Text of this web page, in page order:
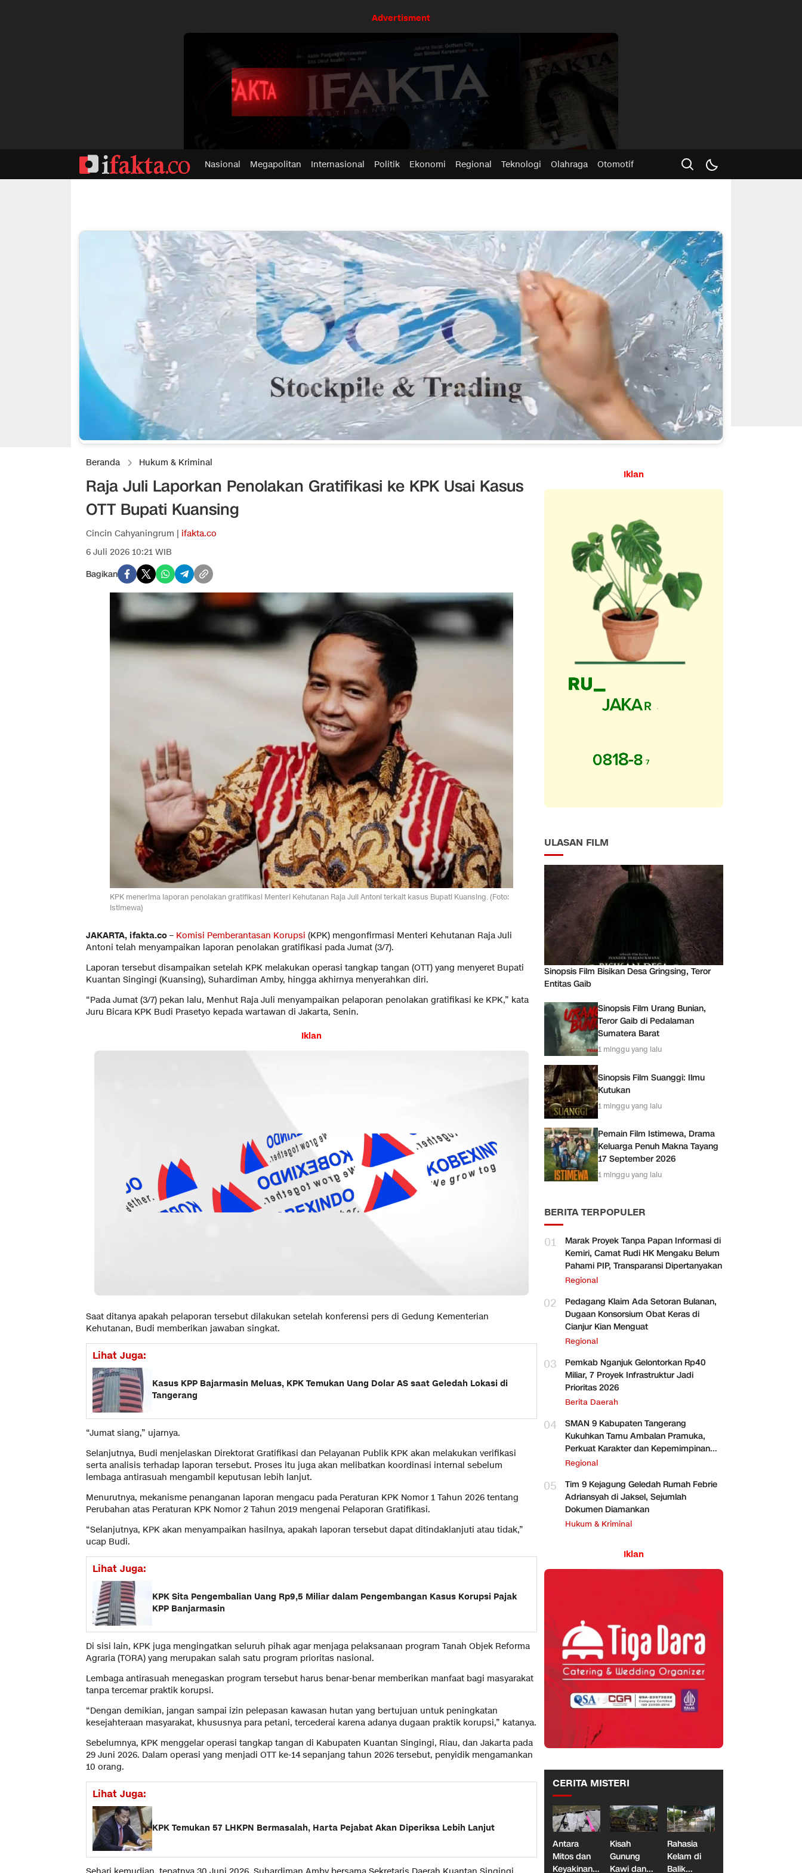
Advertisment
Nasional Megapolitan Internasional Politik Ekonomi Regional Teknologi Olahraga Otomotif
Beranda Hukum & Kriminal
Raja Juli Laporkan Penolakan Gratifikasi ke KPK Usai Kasus
OTT Bupati Kuansing
Cincin Cahyaningrum | ifakta.co
6 Juli 2026 10:21 WIB
Bagikan
KPK menerima laporan penolakan gratifikasi Menteri Kehutanan Raja Juli Antoni terkait kasus Bupati Kuansing. (Foto:
Istimewa)
JAKARTA, ifakta.co – Komisi Pemberantasan Korupsi (KPK) mengonfirmasi Menteri Kehutanan Raja Juli
Antoni telah menyampaikan laporan penolakan gratifikasi pada Jumat (3/7).
Laporan tersebut disampaikan setelah KPK melakukan operasi tangkap tangan (OTT) yang menyeret Bupati
Kuantan Singingi (Kuansing), Suhardiman Amby, hingga akhirnya menyerahkan diri.
“Pada Jumat (3/7) pekan lalu, Menhut Raja Juli menyampaikan pelaporan penolakan gratifikasi ke KPK,” kata
Juru Bicara KPK Budi Prasetyo kepada wartawan di Jakarta, Senin.
Iklan
Saat ditanya apakah pelaporan tersebut dilakukan setelah konferensi pers di Gedung Kementerian
Kehutanan, Budi memberikan jawaban singkat.
Lihat Juga:
Kasus KPP Bajarmasin Meluas, KPK Temukan Uang Dolar AS saat Geledah Lokasi di
Tangerang
“Jumat siang,” ujarnya.
Selanjutnya, Budi menjelaskan Direktorat Gratifikasi dan Pelayanan Publik KPK akan melakukan verifikasi
serta analisis terhadap laporan tersebut. Proses itu juga akan melibatkan koordinasi internal sebelum
lembaga antirasuah mengambil keputusan lebih lanjut.
Menurutnya, mekanisme penanganan laporan mengacu pada Peraturan KPK Nomor 1 Tahun 2026 tentang
Perubahan atas Peraturan KPK Nomor 2 Tahun 2019 mengenai Pelaporan Gratifikasi.
“Selanjutnya, KPK akan menyampaikan hasilnya, apakah laporan tersebut dapat ditindaklanjuti atau tidak,”
ucap Budi.
Lihat Juga:
KPK Sita Pengembalian Uang Rp9,5 Miliar dalam Pengembangan Kasus Korupsi Pajak
KPP Banjarmasin
Di sisi lain, KPK juga mengingatkan seluruh pihak agar menjaga pelaksanaan program Tanah Objek Reforma
Agraria (TORA) yang merupakan salah satu program prioritas nasional.
Lembaga antirasuah menegaskan program tersebut harus benar-benar memberikan manfaat bagi masyarakat
tanpa tercemar praktik korupsi.
“Dengan demikian, jangan sampai izin pelepasan kawasan hutan yang bertujuan untuk peningkatan
kesejahteraan masyarakat, khususnya para petani, tercederai karena adanya dugaan praktik korupsi,” katanya.
Sebelumnya, KPK menggelar operasi tangkap tangan di Kabupaten Kuantan Singingi, Riau, dan Jakarta pada
29 Juni 2026. Dalam operasi yang menjadi OTT ke-14 sepanjang tahun 2026 tersebut, penyidik mengamankan
10 orang.
Lihat Juga:
KPK Temukan 57 LHKPN Bermasalah, Harta Pejabat Akan Diperiksa Lebih Lanjut
Iklan
ULASAN FILM
Sinopsis Film Bisikan Desa Gringsing, Teror
Entitas Gaib
Sinopsis Film Urang Bunian,
Teror Gaib di Pedalaman
Sumatera Barat
1 minggu yang lalu
Sinopsis Film Suanggi: Ilmu
Kutukan
1 minggu yang lalu
Pemain Film Istimewa, Drama
Keluarga Penuh Makna Tayang
17 September 2026
1 minggu yang lalu
BERITA TERPOPULER
01
Marak Proyek Tanpa Papan Informasi di
Kemiri, Camat Rudi HK Mengaku Belum
Pahami PIP, Transparansi Dipertanyakan
Regional
02
Pedagang Klaim Ada Setoran Bulanan,
Dugaan Konsorsium Obat Keras di
Cianjur Kian Menguat
Regional
03
Pemkab Nganjuk Gelontorkan Rp40
Miliar, 7 Proyek Infrastruktur Jadi
Prioritas 2026
Berita Daerah
04
SMAN 9 Kabupaten Tangerang
Kukuhkan Tamu Ambalan Pramuka,
Perkuat Karakter dan Kepemimpinan
Siswa
Regional
05
Tim 9 Kejagung Geledah Rumah Febrie
Adriansyah di Jaksel, Sejumlah
Dokumen Diamankan
Hukum & Kriminal
Iklan
CERITA MISTERI
Antara
Mitos dan
Keyakinan,
Kisah
Gunung
Kawi dan
Rahasia
Kelam di
Balik